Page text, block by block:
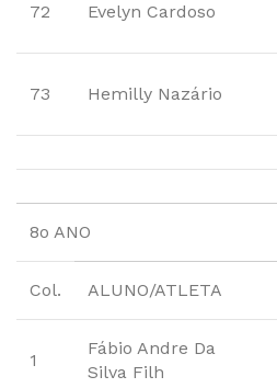
72 Evelyn Cardoso
73 Hemilly Nazário
8o ANO
Col. ALUNO/ATLETA
1
Fábio Andre Da
Silva Filh